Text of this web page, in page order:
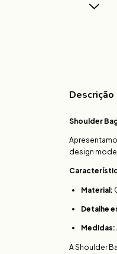
Descrição
Shoulder
design
Material:
Detalhe
Medidas:
A Shoulder